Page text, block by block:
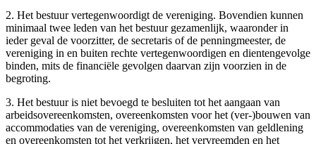
2. Het bestuur vertegenwoordigt de vereniging. Bovendien kunnen
minimaal twee leden van het bestuur gezamenlijk, waaronder in
ieder geval de voorzitter, de secretaris of de penningmeester, de
vereniging in en buiten rechte vertegenwoordigen en dientengevolge
binden, mits de financiële gevolgen daarvan zijn voorzien in de
begroting.
3. Het bestuur is niet bevoegd te besluiten tot het aangaan van
arbeidsovereenkomsten, overeenkomsten voor het (ver-)bouwen van
accommodaties van de vereniging, overeenkomsten van geldlening
en overeenkomsten tot het verkrijgen, het vervreemden en het